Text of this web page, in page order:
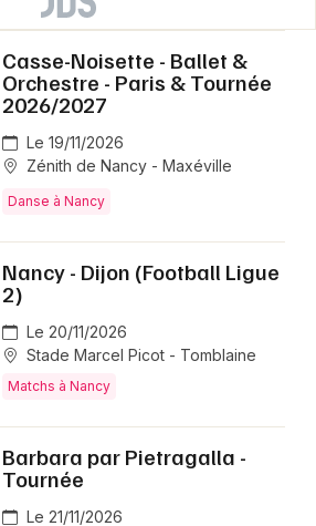
Casse-Noisette - Ballet &
Orchestre - Paris & Tournée
2026/2027
Le 19/11/2026
Zénith de Nancy - Maxéville
Danse à Nancy
Nancy - Dijon (Football Ligue
2)
Le 20/11/2026
Stade Marcel Picot - Tomblaine
Matchs à Nancy
Barbara par Pietragalla -
Tournée
Le 21/11/2026